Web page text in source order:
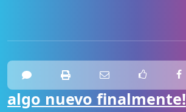
algo nuevo finalmente!